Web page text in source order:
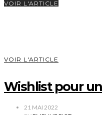
VOIR L'ARTICLE
VOIR L'ARTICLE
Wishlist pour
21 MAI 2022